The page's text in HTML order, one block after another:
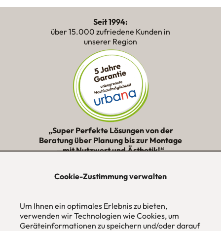
Cookie-Zustimmung verwalten
Um Ihnen ein optimales Erlebnis zu bieten,
verwenden wir Technologien wie Cookies, um
Geräteinformationen zu speichern und/oder darauf
Seit 1994:
über 15.000 zufriedene Kunden in
unserer Region
„Super Perfekte Lösungen von der
Beratung über Planung bis zur Montage
– mit Nutzwert und Ästhetik!“
Individuelles Wohndesign
ohne Mehrpreis nach Maß